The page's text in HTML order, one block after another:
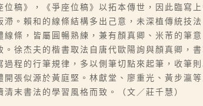
位稿》，《爭座位稿》以拓本傳世，因此臨寫
滯。賴和的線條結構多出己意，未深植傳統技
線條，皆屬圓暢熟練，兼有顏真卿、米芾的筆
。徐杰夫的楷書取法自唐代歐陽詢與顏真卿，
過程的行筆規律，多以側筆切點來起筆，收筆
開張似源於黃庭堅。林獻堂、廖重光、黃步瀛
末書法的學習風格而致。（文／莊千慧）